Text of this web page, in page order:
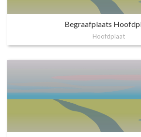
Begraafplaats
Hoofdplaat